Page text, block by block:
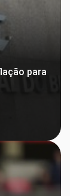
para